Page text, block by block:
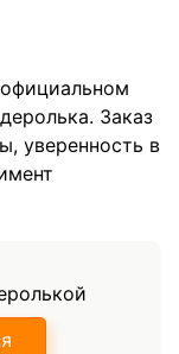
Заказ
уверенность в